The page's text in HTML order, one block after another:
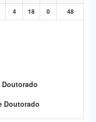
4 18 0 48
Doutorado
Doutorado